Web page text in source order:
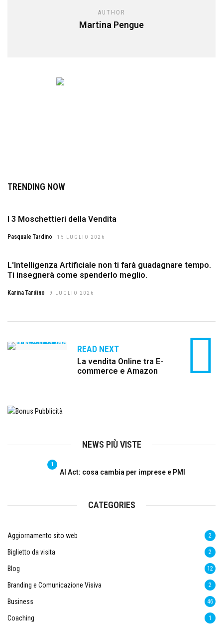
AUTHOR
Martina Pengue
TRENDING NOW
I 3 Moschettieri della Vendita
Pasquale Tardino 15 LUGLIO 2026
L'Intelligenza Artificiale non ti farà guadagnare tempo.
Ti insegnerà come spenderlo meglio.
Karina Tardino 9 LUGLIO 2026
READ NEXT
La vendita Online tra E-
commerce e Amazon
NEWS PIÙ VISTE
1
AI Act: cosa cambia per imprese e PMI
CATEGORIES
Aggiornamento sito web 2
Biglietto da visita 2
Blog 12
Branding e Comunicazione Visiva 2
Business 46
Coaching 1